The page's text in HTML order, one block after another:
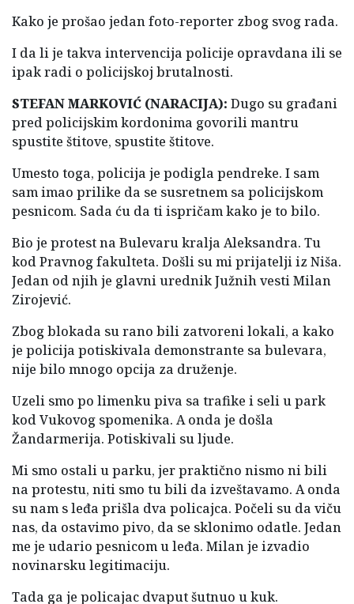
Kako je prošao jedan foto-reporter zbog svog rada.
I da li je takva intervencija policije opravdana ili se
ipak radi o policijskoj brutalnosti.
STEFAN MARKOVIĆ (NARACIJA): Dugo su građani
pred policijskim kordonima govorili mantru
spustite štitove, spustite štitove.
Umesto toga, policija je podigla pendreke. I sam
sam imao prilike da se susretnem sa policijskom
pesnicom. Sada ću da ti ispričam kako je to bilo.
Bio je protest na Bulevaru kralja Aleksandra. Tu
kod Pravnog fakulteta. Došli su mi prijatelji iz Niša.
Jedan od njih je glavni urednik Južnih vesti Milan
Zirojević.
Zbog blokada su rano bili zatvoreni lokali, a kako
je policija potiskivala demonstrante sa bulevara,
nije bilo mnogo opcija za druženje.
Uzeli smo po limenku piva sa trafike i seli u park
kod Vukovog spomenika. A onda je došla
Žandarmerija. Potiskivali su ljude.
Mi smo ostali u parku, jer praktično nismo ni bili
na protestu, niti smo tu bili da izveštavamo. A onda
su nam s leđa prišla dva policajca. Počeli su da viču
nas, da ostavimo pivo, da se sklonimo odatle. Jedan
me je udario pesnicom u leđa. Milan je izvadio
novinarsku legitimaciju.
Tada ga je policajac dvaput šutnuo u kuk.